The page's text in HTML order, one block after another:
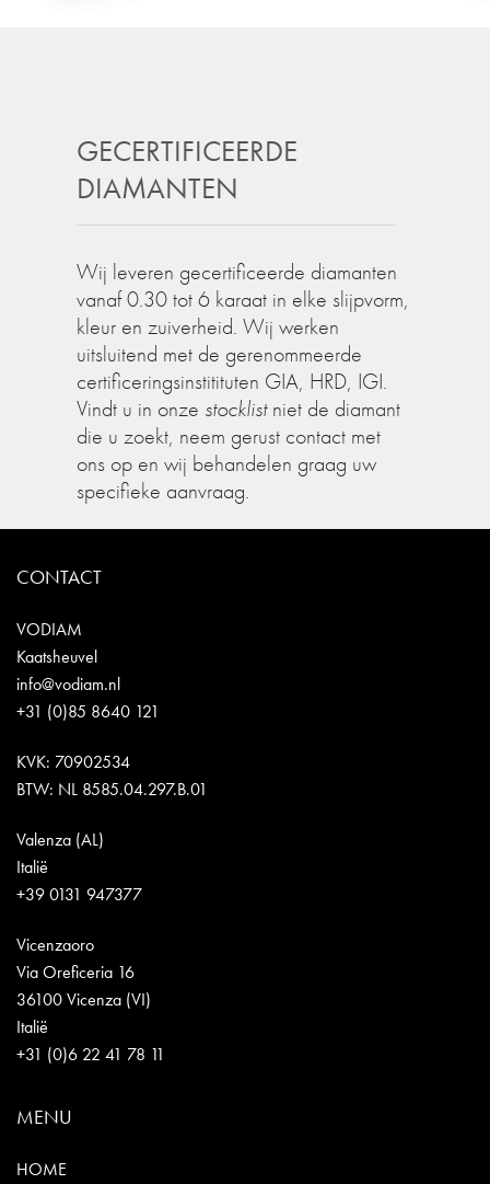
GECERTIFICEERDE
DIAMANTEN
Wij leveren gecertificeerde diamanten
vanaf 0.30 tot 6 karaat in elke slijpvorm,
kleur en zuiverheid. Wij werken
uitsluitend met de gerenommeerde
certificeringsinstitituten GIA, HRD, IGI.
Vindt u in onze stocklistniet de diamant
die u zoekt, neem gerust contact met
ons op en wij behandelen graag uw
specifieke aanvraag.
CONTACT
VODIAM
Kaatsheuvel
info@vodiam.nl
+31 (0)85 8640 121
KVK: 70902534
BTW: NL 8585.04.297.B.01
Valenza (AL)
Italië
+39 0131 947377
Vicenzaoro
Via Oreficeria 16
36100 Vicenza (VI)
Italië
+31 (0)6 22 41 78 11
MENU
HOME